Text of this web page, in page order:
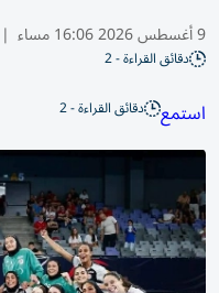
9 أغسطس 2026 16:06 مساء |
دقائق القراءة - 2
استمع دقائق القراءة - 2